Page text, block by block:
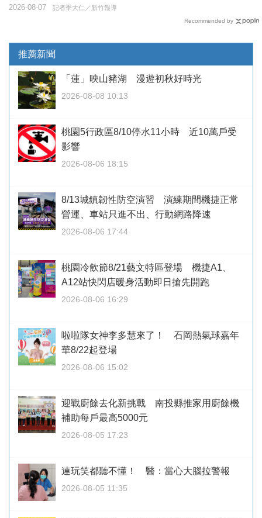
記者季大仁／新竹報導
2026-08-07
Recommended by
推薦新聞
「蓮」映山豬湖 漫遊初秋好時光
2026-08-08 10:13
桃園5行政區8/10停水11小時 近10萬戶受
影響
2026-08-06 18:15
8/13城鎮韌性防空演習 演練期間機捷正常
營運、車站只進不出、行動網路降速
2026-08-06 17:44
桃園冷飲節8/21藝文特區登場 機捷A1、
A12站快閃店暖身活動即日搶先開跑
2026-08-06 16:29
啦啦隊女神李多慧來了！ 石岡熱氣球嘉年
華8/22起登場
2026-08-06 15:02
迎戰廚餘去化新挑戰 南投縣推家用廚餘機
補助每戶最高5000元
2026-08-05 17:23
連玩笑都聽不懂！ 醫：當心大腦拉警報
2026-08-05 11:35